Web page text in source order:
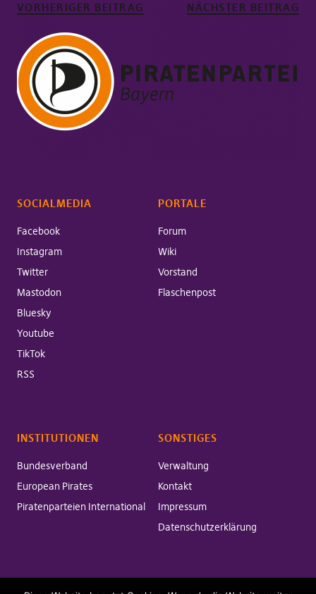
VORHERIGER BEITRAG NÄCHSTER BEITRAG
SOCIALMEDIA
Facebook
Instagram
Twitter
Mastodon
Bluesky
Youtube
TikTok
RSS
PORTALE
Forum
Wiki
Vorstand
Flaschenpost
INSTITUTIONEN
Bundesverband
European Pirates
Piratenparteien International
SONSTIGES
Verwaltung
Kontakt
Impressum
Datenschutzerklärung